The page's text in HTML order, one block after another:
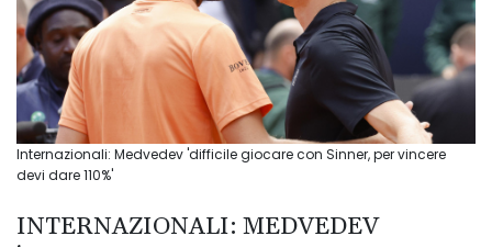
Internazionali: Medvedev 'difficile giocare con Sinner, per vincere
devi dare 110%'
INTERNAZIONALI: MEDVEDEV